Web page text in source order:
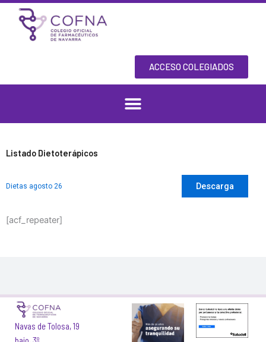
Skip
content
ACCESO COLEGIADOS
Listado Dietoterápicos
Dietas agosto 26 Descarga
[acf_repeater]
Navas de Tolosa, 19